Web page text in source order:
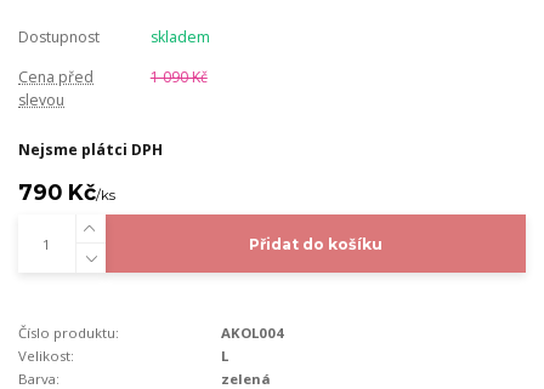
Dostupnost
skladem
Cena před
slevou
1 090 Kč
Nejsme plátci DPH
790 Kč/ks
Přidat do košíku
Číslo produktu:
AKOL004
Velikost:
L
Barva:
zelená